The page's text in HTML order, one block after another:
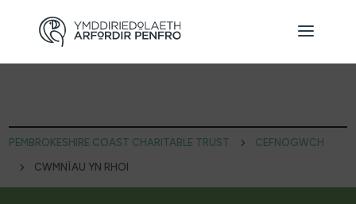
PEMBROKESHIRE COAST CHARITABLE TRUST 5 CEFNOGWCH
5 CWMNÏAU YN RHOI